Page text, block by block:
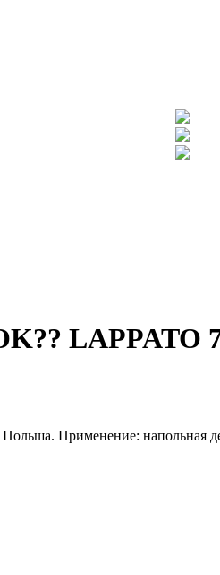
LAPPATO
Применение: напольная